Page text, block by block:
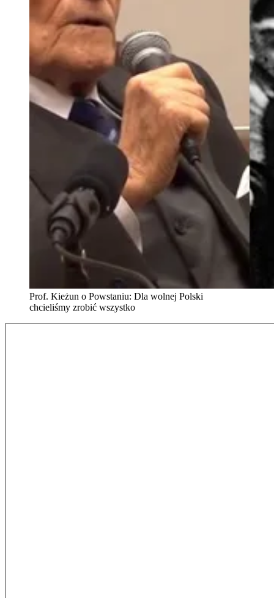
Prof. Kieżun o Powstaniu: Dla wolnej Polski
chcieliśmy zrobić wszystko